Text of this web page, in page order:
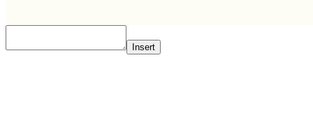
Insert